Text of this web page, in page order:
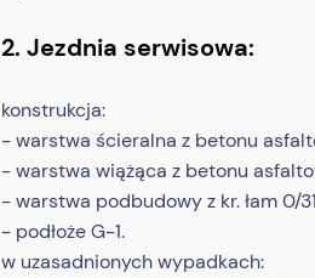
2. Jezdnia serwisowa:
konstrukcja:
- warstwa ścieralna z betonu
- warstwa wiążąca z betonu
- warstwa podbudowy z kr. łam 0/
- podłoże G-1.
w uzasadnionych wypadkach: